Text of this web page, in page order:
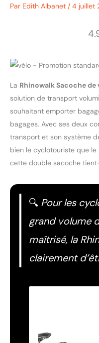
Par Edith Albanet / 4 juillet
La Rhinowalk Sacoche de
solution de transport
souhaitant emporter
bagages. Avec ses deux
transport et son système
bien le cyclotouriste que
cette double sacoche
🔍 Pour les
grand volume
maîtrisé, la
clairement